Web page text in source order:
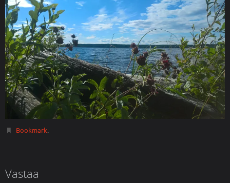
Bookmark.
Vastaa